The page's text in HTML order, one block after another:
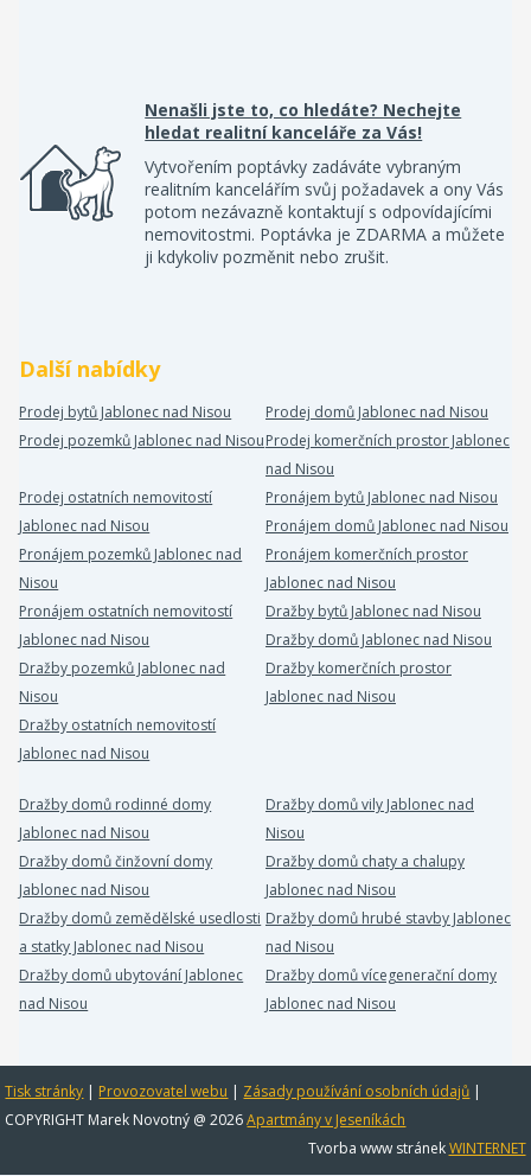
Nenašli jste to, co hledáte? Nechejte
hledat realitní kanceláře za Vás!
Vytvořením poptávky zadáváte vybraným
realitním kancelářím svůj požadavek a ony Vás
potom nezávazně kontaktují s odpovídajícími
nemovitostmi. Poptávka je ZDARMA a můžete
ji kdykoliv pozměnit nebo zrušit.
Další nabídky
Prodej bytů Jablonec nad Nisou
Prodej domů Jablonec nad Nisou
Prodej pozemků Jablonec nad NisouProdej komerčních prostor Jablonec
nad Nisou
Prodej ostatních nemovitostí
Jablonec nad Nisou
Pronájem bytů Jablonec nad Nisou
Pronájem domů Jablonec nad Nisou
Pronájem pozemků Jablonec nad
Nisou
Pronájem komerčních prostor
Jablonec nad Nisou
Pronájem ostatních nemovitostí
Jablonec nad Nisou
Dražby bytů Jablonec nad Nisou
Dražby domů Jablonec nad Nisou
Dražby pozemků Jablonec nad
Nisou
Dražby komerčních prostor
Jablonec nad Nisou
Dražby ostatních nemovitostí
Jablonec nad Nisou
Dražby domů rodinné domy
Jablonec nad Nisou
Dražby domů vily Jablonec nad
Nisou
Dražby domů činžovní domy
Jablonec nad Nisou
Dražby domů chaty a chalupy
Jablonec nad Nisou
Dražby domů zemědělské usedlosti
a statky Jablonec nad Nisou
Dražby domů hrubé stavby Jablonec
nad Nisou
Dražby domů ubytování Jablonec
nad Nisou
Dražby domů vícegenerační domy
Jablonec nad Nisou
Tisk stránky | Provozovatel webu | Zásady používání osobních údajů |
COPYRIGHT Marek Novotný @ 2026Apartmány v Jeseníkách
Tvorba www stránekWINTERNET